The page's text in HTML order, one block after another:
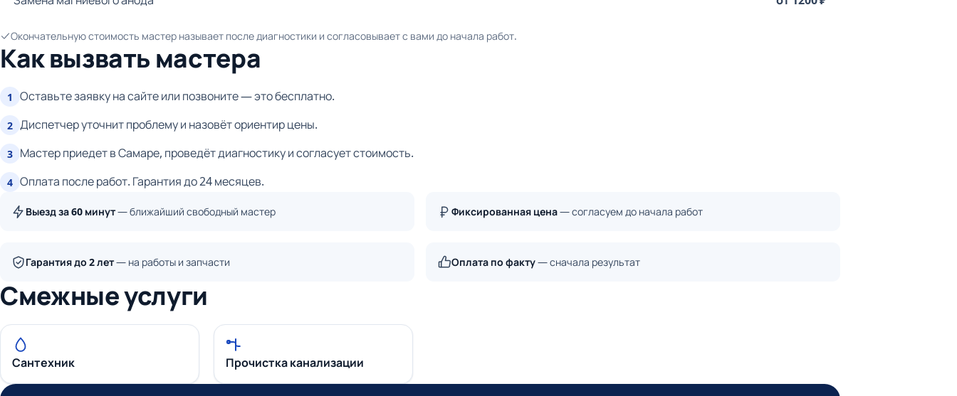
Окончательную стоимость мастер называет после диагностики и согласовывает с вами до начала работ.
Как вызвать мастера
1 Оставьте заявку на сайте или позвоните — это бесплатно.
2 Диспетчер уточнит проблему и назовёт ориентир цены.
3 Мастер приедет в Самаре, проведёт диагностику и согласует стоимость.
4 Оплата после работ. Гарантия до 24 месяцев.
Выезд за 60 минут— ближайший свободный мастер Фиксированная цена— согласуем до начала работ
Гарантия до 2 лет— на работы и запчасти Оплата по факту— сначала результат
Смежные услуги
Сантехник Прочистка канализации